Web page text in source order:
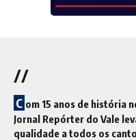
//
C om 15 anos de história
Jornal Repórter do Vale
qualidade a todos os